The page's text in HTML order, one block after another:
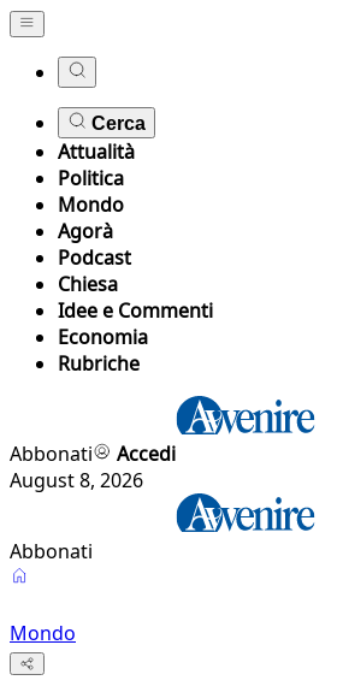
Cerca
Attualità
Politica
Mondo
Agorà
Podcast
Chiesa
Idee e Commenti
Economia
Rubriche
Abbonati
Accedi
August 8, 2026
Abbonati
Mondo